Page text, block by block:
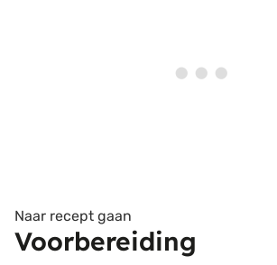
Naar recept gaan
Voorbereiding